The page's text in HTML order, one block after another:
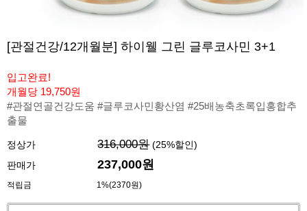
[관절건강/12개월분] 하이웰 그린 글루코사민 3+1
입고완료!
개월당 19,750원
#관절연골건강도움 #글루코사민황산염 #25배농축초록입홍합추
출물
정상가 316,000원 (25%할인)
판매가
237,000원
적립금 1%(2370원)